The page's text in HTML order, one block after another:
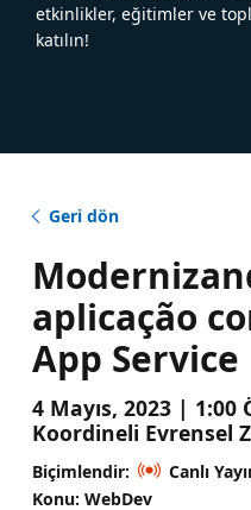
etkinlikler, eğitimler ve
katılın!
Geri dön
aplicação
App Service
4 Mayıs, 2023 | 1:00
Koordineli Evrensel
Biçimlendir:
Canlı
Konu: WebDev